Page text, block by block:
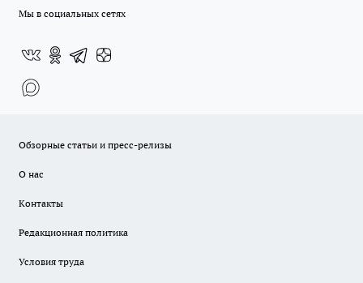
Мы в социальных сетях
Обзорные статьи и пресс-релизы
О нас
Контакты
Редакционная политика
Условия труда